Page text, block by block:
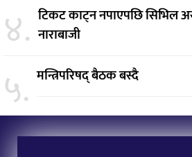
४. टिकट काट्न नपाएपछि सिभिल
नाराबाजी
५. मन्त्रिपरिषद् बैठक बस्दै